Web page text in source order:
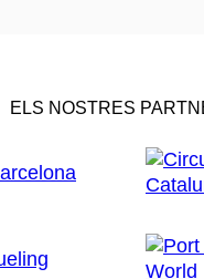
ELS NOSTRES